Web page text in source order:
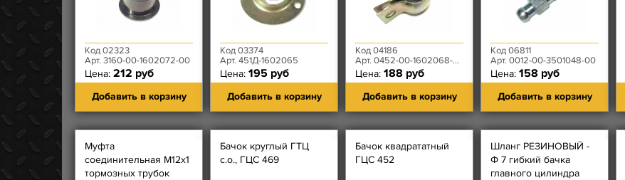
Код 02323
Арт. 3160-00-1602072-00
Цена: 212 руб
Добавить в корзину
Код 03374
Арт. 451Д-1602065
Цена: 195 руб
Добавить в корзину
Код 04186
Арт. 0452-00-1602068-95
Цена: 188 руб
Добавить в корзину
Код 06811
Арт. 0012-00-3501048-00
Цена: 158 руб
Добавить в корзину
Муфта
соединительная М12х1
тормозных трубок
Бачок круглый ГТЦ
с.о., ГЦС 469
Бачок квадрататный
ГЦС 452
Шланг РЕЗИНОВЫЙ -
Ф 7 гибкий бачка
главного цилиндра